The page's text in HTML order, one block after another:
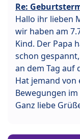
Re:
Hallo ihr lieben
wir haben am
Kind. Der Papa
schon
an dem Tag auf
Hat jemand von
Bewegungen
Ganz liebe